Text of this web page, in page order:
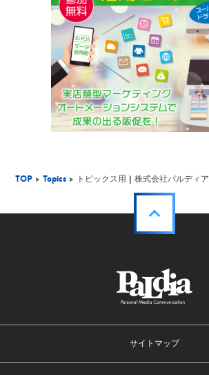
TOP >Topics > トピックス用 | 株式会社パルディア
サイトマップ